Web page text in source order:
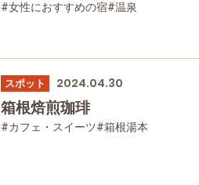
#女性におすすめの宿#温泉
スポット 2024.04.30
箱根焙煎珈琲
#カフェ・スイーツ#箱根湯本